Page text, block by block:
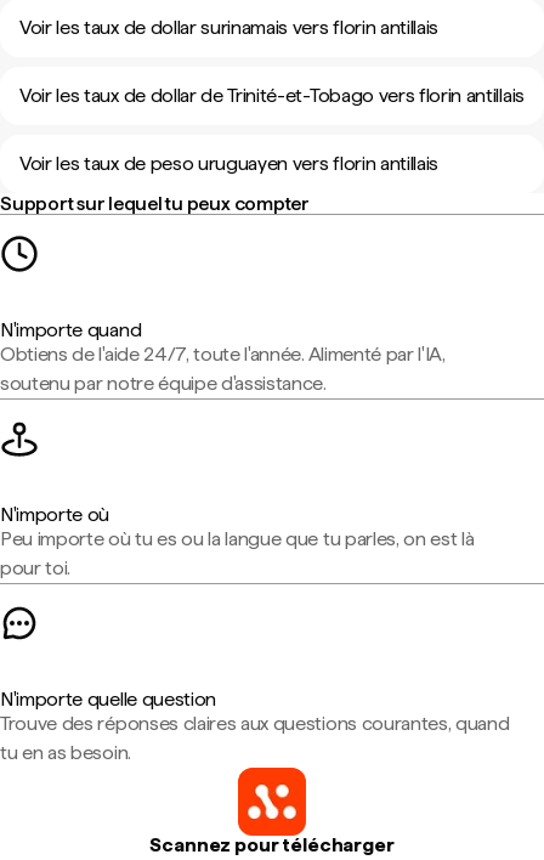
Voir les taux de dollar surinamais vers florin antillais
Voir les taux de dollar de Trinité-et-Tobago vers florin antillais
Voir les taux de peso uruguayen vers florin antillais
Support sur lequel tu peux compter
N'importe quand
Obtiens de l'aide 24/7, toute l'année. Alimenté par l'IA,
soutenu par notre équipe d'assistance.
N'importe où
Peu importe où tu es ou la langue que tu parles, on est là
pour toi.
N'importe quelle question
Trouve des réponses claires aux questions courantes, quand
tu en as besoin.
Scannez pour télécharger